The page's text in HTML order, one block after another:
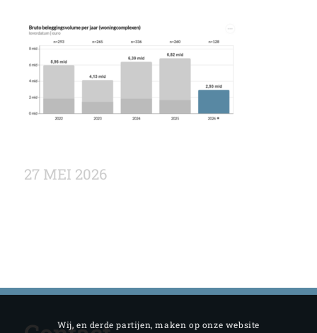
27 MEI 2026
Wij, en derde partijen, maken op onze website